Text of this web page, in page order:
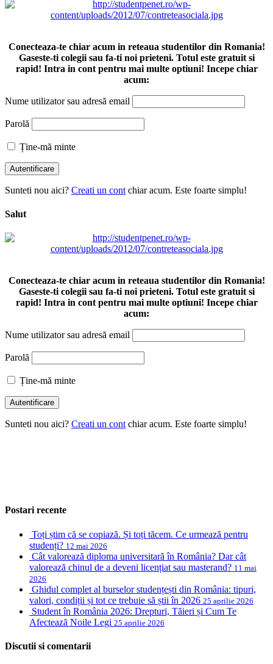
Conecteaza-te chiar acum in reteaua studentilor din Romania!
Gaseste-ti colegii sau fa-ti noi prieteni. Totul este gratuit si
rapid! Intra in cont pentru mai multe optiuni! Incepe chiar
acum:
Nume utilizator sau adresă email
Parolă
Ține-mă minte
Sunteti nou aici? Creati un cont chiar acum. Este foarte simplu!
Salut
Conecteaza-te chiar acum in reteaua studentilor din Romania!
Gaseste-ti colegii sau fa-ti noi prieteni. Totul este gratuit si
rapid! Intra in cont pentru mai multe optiuni! Incepe chiar
acum:
Nume utilizator sau adresă email
Parolă
Ține-mă minte
Sunteti nou aici? Creati un cont chiar acum. Este foarte simplu!
Postari recente
Toți știm că se copiază. Și toți tăcem. Ce urmează pentru
studenți? 12 mai 2026
Cât valorează diploma universitară în România? Dar cât
valorează chinul de a deveni licențiat sau masterand? 11 mai
2026
Ghidul complet al burselor studențești din România: tipuri,
valori, condiții și tot ce trebuie să știi în 2026 25 aprilie 2026
Student în România 2026: Drepturi, Tăieri și Cum Te
Afectează Noile Legi 25 aprilie 2026
Discutii si comentarii